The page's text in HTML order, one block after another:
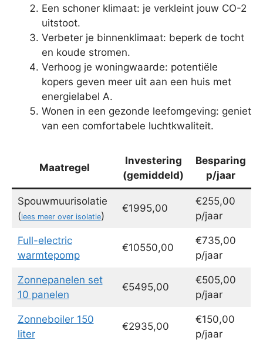
Een schoner klimaat: je verkleint jouw CO-2
uitstoot.
Verbeter je binnenklimaat: beperk de tocht
en koude stromen.
Verhoog je woningwaarde: potentiële
kopers geven meer uit aan een huis met
energielabel A.
Wonen in een gezonde leefomgeving: geniet
van een comfortabele luchtkwaliteit.
Maatregel
Investering
(gemiddeld)
Besparing
p/jaar
Spouwmuurisolatie
(lees meer over isolatie)
€1995,00
€255,00
p/jaar
Full-electric
warmtepomp
€10550,00
€735,00
p/jaar
Zonnepanelen set
10 panelen
€5495,00
€505,00
p/jaar
Zonneboiler 150
liter
€2935,00
€150,00
p/jaar